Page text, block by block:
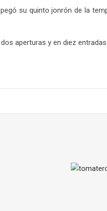
su quinto jonrón de la
aperturas y en diez